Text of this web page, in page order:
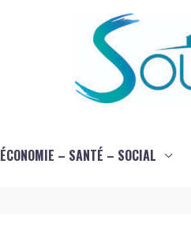
ÉCONOMIE – SANTÉ – SOCIAL